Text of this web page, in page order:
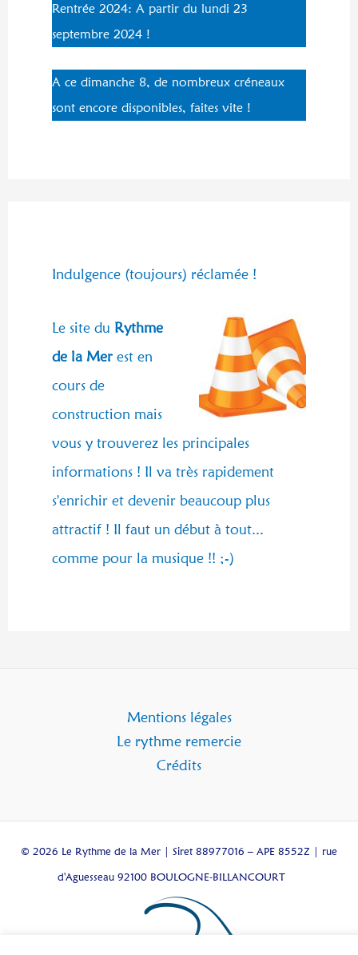
Rentrée 2024: A partir du lundi 23
septembre 2024 !
A ce dimanche 8, de nombreux créneaux
sont encore disponibles, faites vite !
Indulgence (toujours) réclamée !
Le site du Rythme
de la Merest en
cours de
construction mais
vous y trouverez les principales
informations ! Il va très rapidement
s'enrichir et devenir beaucoup plus
attractif ! Il faut un début à tout...
comme pour la musique !! ;-)
Mentions légales
Le rythme remercie
Crédits
© 2026 Le Rythme de la Mer | Siret 88977016 – APE 8552Z | rue
d'Aguesseau 92100 BOULOGNE-BILLANCOURT